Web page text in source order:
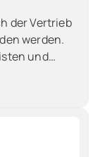
der Vertrieb
werden.
und